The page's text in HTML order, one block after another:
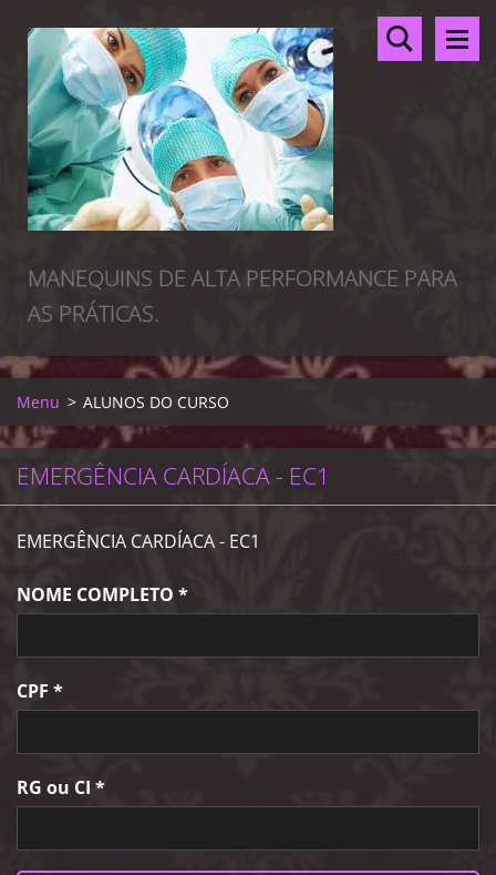
MANEQUINS DE ALTA PERFORMANCE PARA
AS PRÁTICAS.
Menu > ALUNOS DO CURSO
EMERGÊNCIA CARDÍACA - EC1
EMERGÊNCIA CARDÍACA - EC1
NOME COMPLETO *
CPF *
RG ou CI *